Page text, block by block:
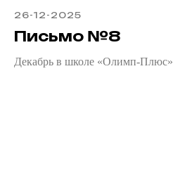
26-12-2025
Письмо №8
Декабрь в школе «Олимп-Плюс»